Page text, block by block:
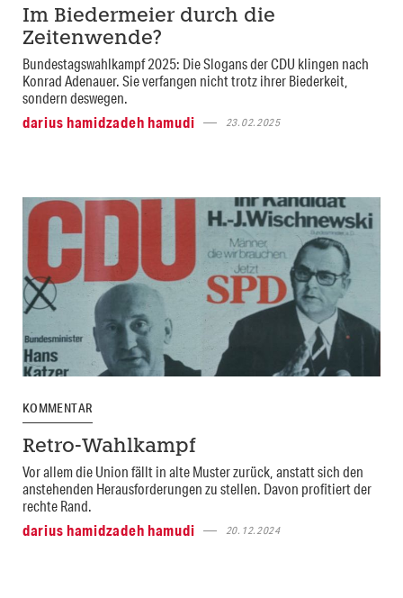
Im Biedermeier durch die
Zeitenwende?
Bundestagswahlkampf 2025: Die Slogans der CDU klingen nach
Konrad Adenauer. Sie verfangen nicht trotz ihrer Biederkeit,
sondern deswegen.
darius hamidzadeh hamudi
23.02.2025
KOMMENTAR
Retro-Wahlkampf
Vor allem die Union fällt in alte Muster zurück, anstatt sich den
anstehenden Herausforderungen zu stellen. Davon profitiert der
rechte Rand.
darius hamidzadeh hamudi
20.12.2024